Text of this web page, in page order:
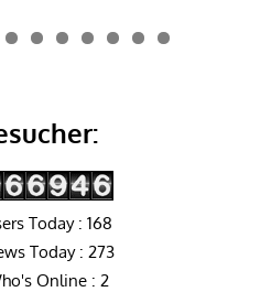
0 1 2
Today : 168
Today : 273
Online : 2